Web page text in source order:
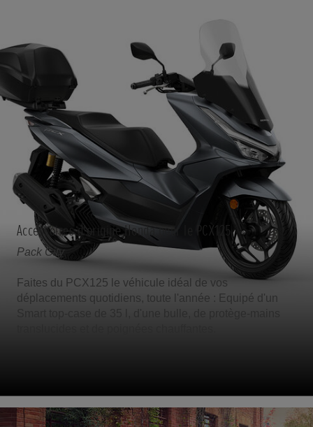
Accessoires d'origine Honda pour le PCX125
Pack City
Faites du PCX125 le véhicule idéal de vos
déplacements quotidiens, toute l'année : Equipé d'un